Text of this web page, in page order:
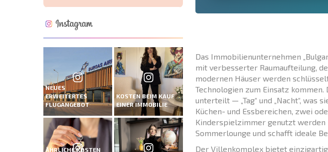
NEUES
ERWEITERTES
FLUGANGEBOT
KOSTEN BEIM KAUF
EINER IMMOBILIE
ÄHRLICHE KOSTEN
Das Immobilienunternehmen
mit verbesserter Raumaufteilung,
modernen Häuser werden
Technologien zum Einsatz
unterteilt — „Tag“ und „Nacht“,
Küchen- und Essbereichen, zwei
Kinderspielzimmer genutzt werden
Sommerlounge und schafft ideale
Der Villenkomplex bietet